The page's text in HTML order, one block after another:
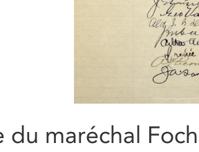
du maréchal